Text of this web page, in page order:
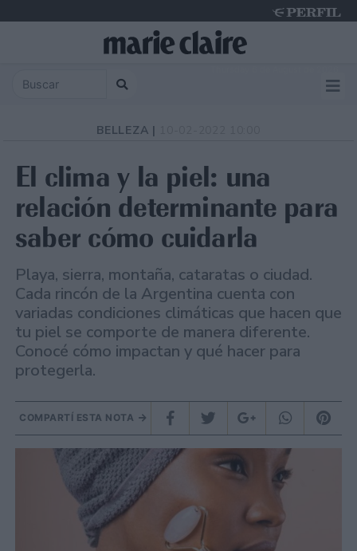
BELLEZA |
El clima y la piel: una
relación determinante para
saber cómo cuidarla
Playa, sierra, montaña, cataratas o ciudad.
Cada rincón de la Argentina cuenta con
variadas condiciones climáticas que hacen que
tu piel se comporte de manera diferente.
Conocé cómo impactan y qué hacer para
protegerla.
COMPARTÍ ESTA NOTA